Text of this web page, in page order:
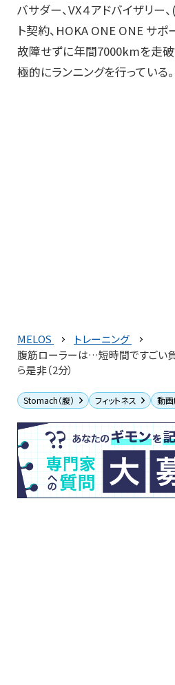
バサダー、VX４アドバイザリー
ト契約、HOKA ONE ONE サポ
故障せずに年間7000kmを走破
極的にランニングを行っている。
MELOS
トレーニング
腹筋ローラーは…短時間ですごい
ら是非（2分）
Stomach（腹） フィットネス 動